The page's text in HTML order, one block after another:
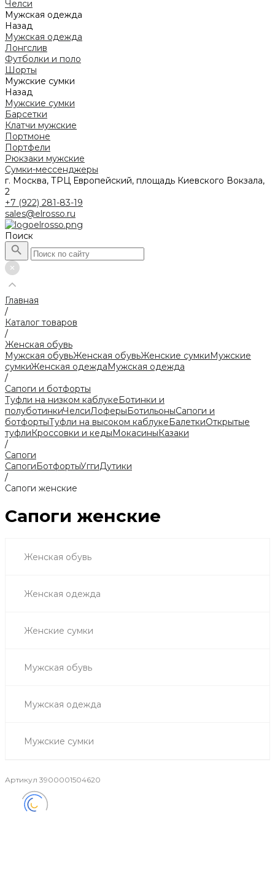
Челси
Мужская одежда
Назад
Мужская одежда
Лонгслив
Футболки и поло
Шорты
Мужские сумки
Назад
Мужские сумки
Барсетки
Клатчи мужские
Портмоне
Портфели
Рюкзаки мужские
Сумки-мессенджеры
г. Москва, ТРЦ Европейский, площадь Киевского Вокзала,
2
+7 (922) 281-83-19
sales@elrosso.ru
Поиск
Главная
/
Каталог товаров
/
Женская обувь
Мужская обувьЖенская обувьЖенские сумкиМужские
сумкиЖенская одеждаМужская одежда
/
Сапоги и ботфорты
Туфли на низком каблукеБотинки и
полуботинкиЧелсиЛоферыБотильоныСапоги и
ботфортыТуфли на высоком каблукеБалеткиОткрытые
туфлиКроссовки и кедыМокасиныКазаки
/
Сапоги
СапогиБотфортыУггиДутики
/
Сапоги женские
Сапоги женские
Женская обувь
Женская одежда
Женские сумки
Мужская обувь
Мужская одежда
Мужские сумки
Артикул 3900001504620